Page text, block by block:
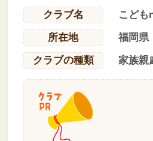
クラブ名
こども
所在地
福岡県
クラブの種類
家族親